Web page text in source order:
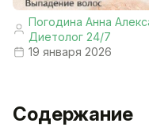
Погодина Анна
Диетолог 24/7
19 января 2026
Содержание